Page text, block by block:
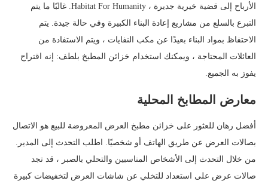
الأرباح إلى قضية خيرية جديرة ، Habitat For Humanity. غالبًا ما يتم
التبرع بالسلع من مشاريع إعادة البناء الكبيرة وفي حالة جيدة. يتم
الاحتفاظ بمواد البناء بعيدًا عن مكب النفايات ، ويتم الاستفادة من
العائلات المحتاجة ، ويمكنك استخدام خزائن المطبخ بلطف: إنه اقتراح
يفوز به الجميع.
معارض المطابخ المحلية
أفضل رهان للعثور على خزائن مطبخ العرض المعروضة للبيع هو الاتصال
بصالات العرض عن طريق الهاتف أو شخصيًا. اطلب التحدث إلى المدير.
من خلال التحدث إلى الأشخاص المناسبين والتحلي بالصبر ، قد تجد
صالات عرض على استعداد للتخلي عن شاشات العرض لتخفيضات كبيرة